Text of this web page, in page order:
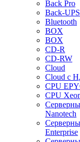
Back Pro
Back-UPS
Bluetooth
BOX
BOX
CD-R
CD-RW
Cloud
Cloud с
CPU
CPU
Nanotech
Enterprise